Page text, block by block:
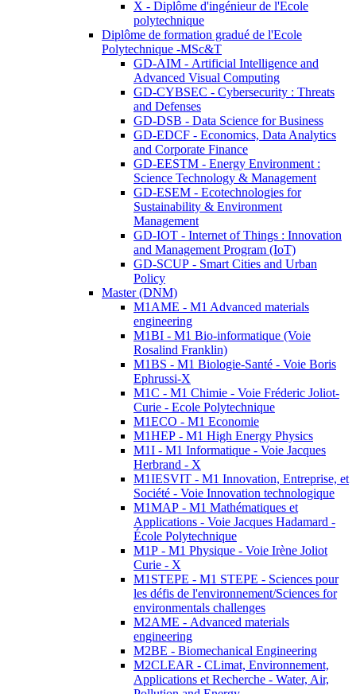
X - Diplôme d'ingénieur de l'Ecole
polytechnique
Diplôme de formation gradué de l'Ecole
Polytechnique -MSc&T
GD-AIM - Artificial Intelligence and
Advanced Visual Computing
GD-CYBSEC - Cybersecurity : Threats
and Defenses
GD-DSB - Data Science for Business
GD-EDCF - Economics, Data Analytics
and Corporate Finance
GD-EESTM - Energy Environment :
Science Technology & Management
GD-ESEM - Ecotechnologies for
Sustainability & Environment
Management
GD-IOT - Internet of Things : Innovation
and Management Program (IoT)
GD-SCUP - Smart Cities and Urban
Policy
Master (DNM)
M1AME - M1 Advanced materials
engineering
M1BI - M1 Bio-informatique (Voie
Rosalind Franklin)
M1BS - M1 Biologie-Santé - Voie Boris
Ephrussi-X
M1C - M1 Chimie - Voie Fréderic Joliot-
Curie - Ecole Polytechnique
M1ECO - M1 Economie
M1HEP - M1 High Energy Physics
M1I - M1 Informatique - Voie Jacques
Herbrand - X
M1IESVIT - M1 Innovation, Entreprise, et
Société - Voie Innovation technologique
M1MAP - M1 Mathématiques et
Applications - Voie Jacques Hadamard -
École Polytechnique
M1P - M1 Physique - Voie Irène Joliot
Curie - X
M1STEPE - M1 STEPE - Sciences pour
les défis de l'environnement/Sciences for
environmentals challenges
M2AME - Advanced materials
engineering
M2BE - Biomechanical Engineering
M2CLEAR - CLimat, Environnement,
Applications et Recherche - Water, Air,